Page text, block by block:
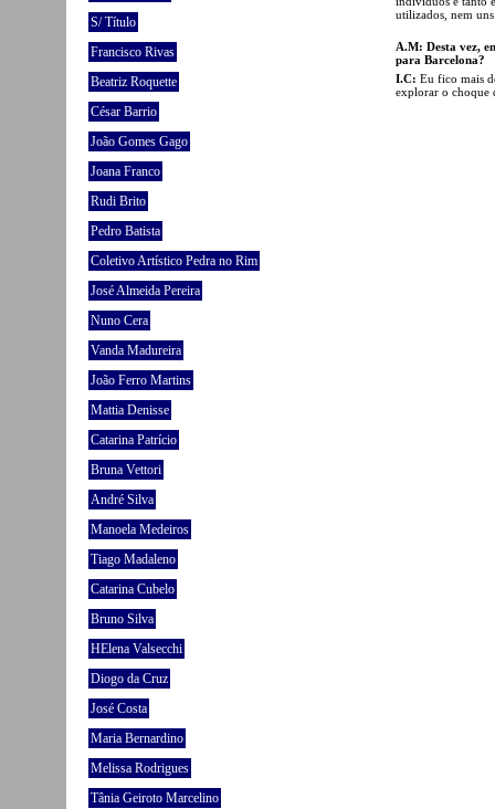
S/ Título
Francisco Rivas
Beatriz Roquette
César Barrio
João Gomes Gago
Joana Franco
Rudi Brito
Pedro Batista
Coletivo Artístico Pedra no Rim
José Almeida Pereira
Nuno Cera
Vanda Madureira
João Ferro Martins
Mattia Denisse
Catarina Patrício
Bruna Vettori
André Silva
Manoela Medeiros
Tiago Madaleno
Catarina Cubelo
Bruno Silva
HElena Valsecchi
Diogo da Cruz
José Costa
Maria Bernardino
Melissa Rodrigues
Tânia Geiroto Marcelino
utilizados, nem
A.M: Desta vez,
para Barcelona?
I.C: Eu fico mais
explorar o choque